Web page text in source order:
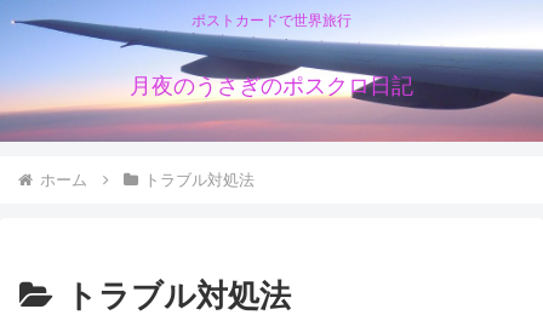
ポストカードで世界旅行
月夜のうさぎのポスクロ日記
ホーム トラブル対処法
トラブル対処法